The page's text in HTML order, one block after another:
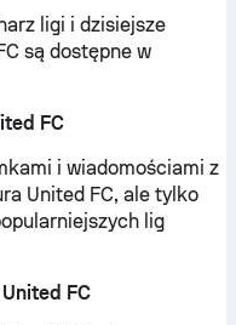
ligi i dzisiejsze
są dostępne w
FC
i wiadomościami z
United FC, ale tylko
lig
FC